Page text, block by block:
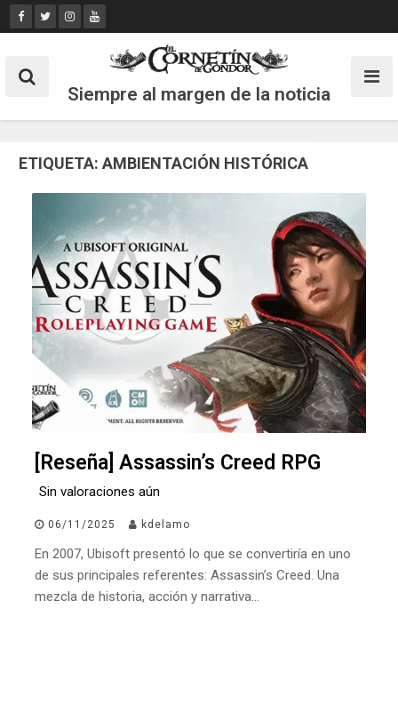
Skip
to
Siempre al margen de la noticia
ETIQUETA: AMBIENTACIÓN HISTÓRICA
[Reseña] Assassin’s Creed RPG
Sin valoraciones aún
06/11/2025 kdelamo
En 2007, Ubisoft presentó lo que se convertiría en uno
de sus principales referentes: Assassin’s Creed. Una
mezcla de historia, acción y narrativa…